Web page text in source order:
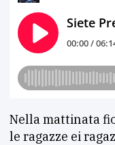
Nella mattinata
le ragazze ei